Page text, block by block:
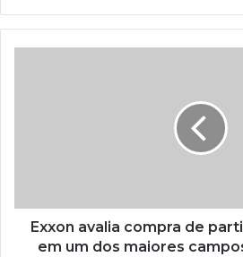
Exxon avalia compra de
em um dos maiores